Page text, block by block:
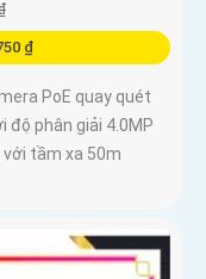
₫
PoE quay quét
độ phân giải 4.0MP
tầm xa 50m